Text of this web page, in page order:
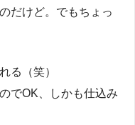
だけど。でもちょっ
る（笑）
でOK、しかも仕込み